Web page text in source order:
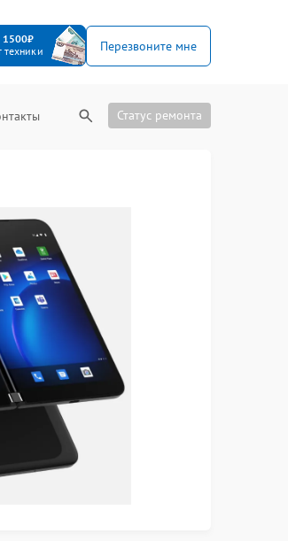
1500₽
техники
Перезвоните мне
Статус ремонта